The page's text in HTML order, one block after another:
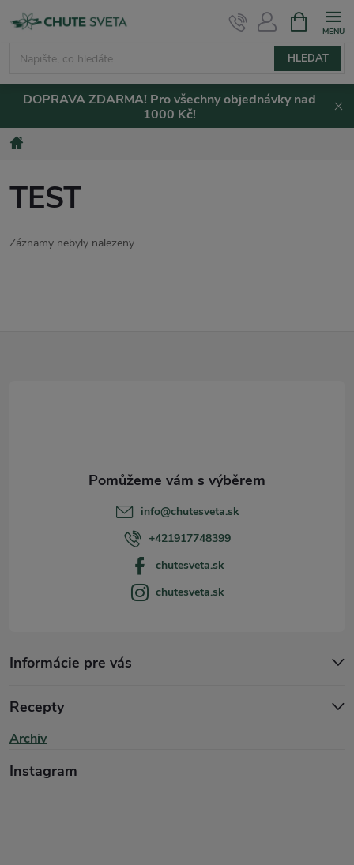
Přejít
HLEDAT
NÁKUPNÍ
KOŠÍK
DOPRAVA ZDARMA! Pro všechny objednávky nad
1000 Kč!
TEST
Záznamy nebyly nalezeny...
info@chutesveta.sk
+421917748399
chutesveta.sk
chutesveta.sk
Informácie pre vás
Recepty
Archiv
Instagram